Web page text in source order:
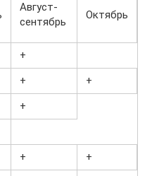
Август-
сентябрь
Октябрь
+
+
+
+
+
+